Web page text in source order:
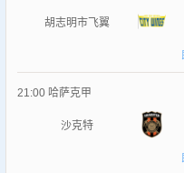
胡志明市飞翼
21:00 哈萨克甲
沙克特